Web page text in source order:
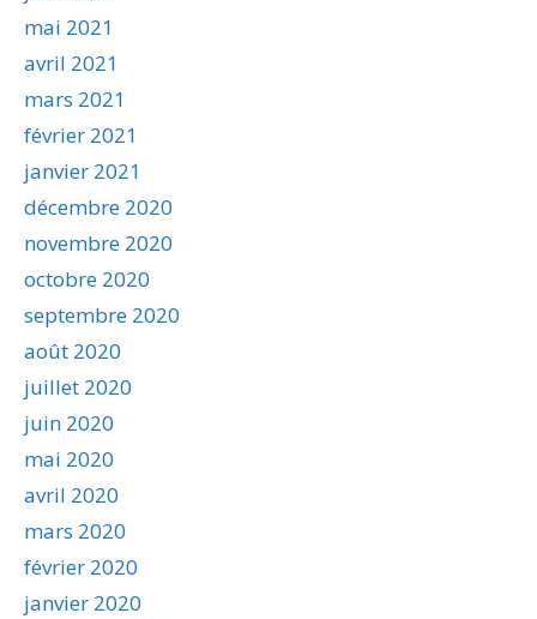
mai 2021
avril 2021
mars 2021
février 2021
janvier 2021
décembre 2020
novembre 2020
octobre 2020
septembre 2020
août 2020
juillet 2020
juin 2020
mai 2020
avril 2020
mars 2020
février 2020
janvier 2020